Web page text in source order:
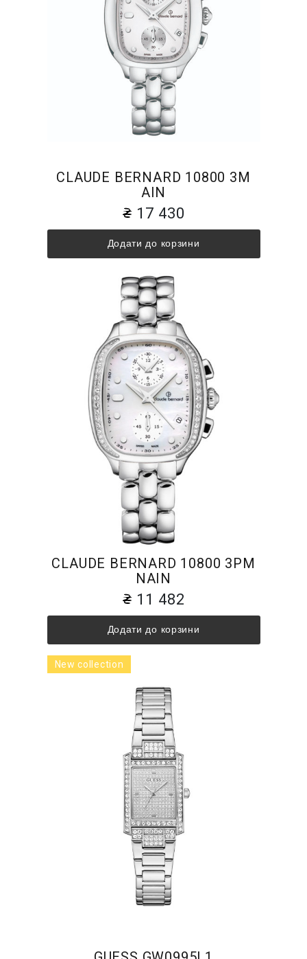
CLAUDE BERNARD 10800 3M
AIN
17 430
Додати до корзини
CLAUDE BERNARD 10800 3PM
NAIN
11 482
Додати до корзини
New collection